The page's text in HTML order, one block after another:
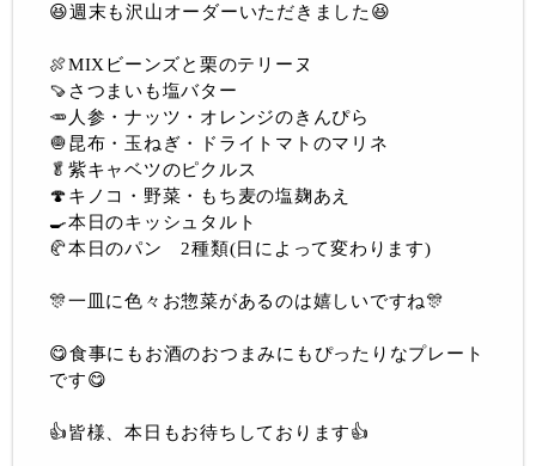
😆週末も沢山オーダーいただきました😆
🍖MIXビーンズと栗のテリーヌ
🍠さつまいも塩バター
🥕人参・ナッツ・オレンジのきんぴら
🧅昆布・玉ねぎ・ドライトマトのマリネ
🥬紫キャベツのピクルス
🍄キノコ・野菜・もち麦の塩麹あえ
🍳本日のキッシュタルト
🥐本日のパン 2種類(日によって変わります)
🎊一皿に色々お惣菜があるのは嬉しいですね🎊
😋食事にもお酒のおつまみにもぴったりなプレート
です😋
👍皆様、本日もお待ちしております👍